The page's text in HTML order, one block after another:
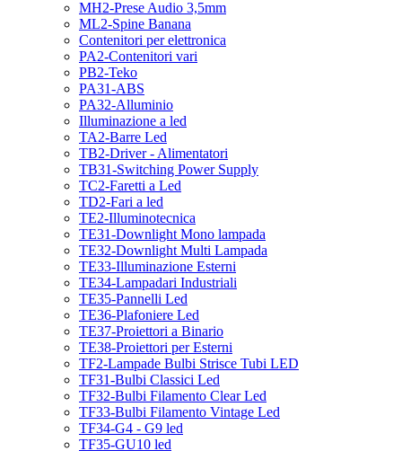
MH2-Prese Audio 3,5mm
ML2-Spine Banana
Contenitori per elettronica
PA2-Contenitori vari
PB2-Teko
PA31-ABS
PA32-Alluminio
Illuminazione a led
TA2-Barre Led
TB2-Driver - Alimentatori
TB31-Switching Power Supply
TC2-Faretti a Led
TD2-Fari a led
TE2-Illuminotecnica
TE31-Downlight Mono lampada
TE32-Downlight Multi Lampada
TE33-Illuminazione Esterni
TE34-Lampadari Industriali
TE35-Pannelli Led
TE36-Plafoniere Led
TE37-Proiettori a Binario
TE38-Proiettori per Esterni
TF2-Lampade Bulbi Strisce Tubi LED
TF31-Bulbi Classici Led
TF32-Bulbi Filamento Clear Led
TF33-Bulbi Filamento Vintage Led
TF34-G4 - G9 led
TF35-GU10 led